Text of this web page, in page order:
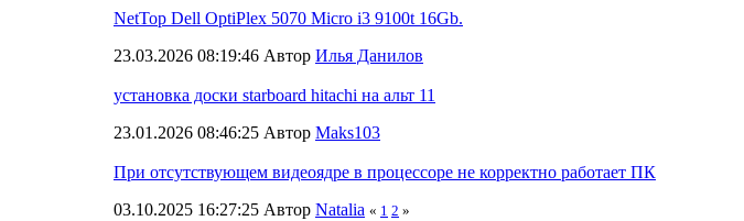
NetTop Dell OptiPlex 5070 Micro i3 9100t 16Gb.
23.03.2026 08:19:46 Автор Илья Данилов
установка доски starboard hitachi на альт 11
23.01.2026 08:46:25 Автор Maks103
При отсутствующем видеоядре в процессоре не корректно работает ПК
03.10.2025 16:27:25 Автор Natalia « 1 2 »